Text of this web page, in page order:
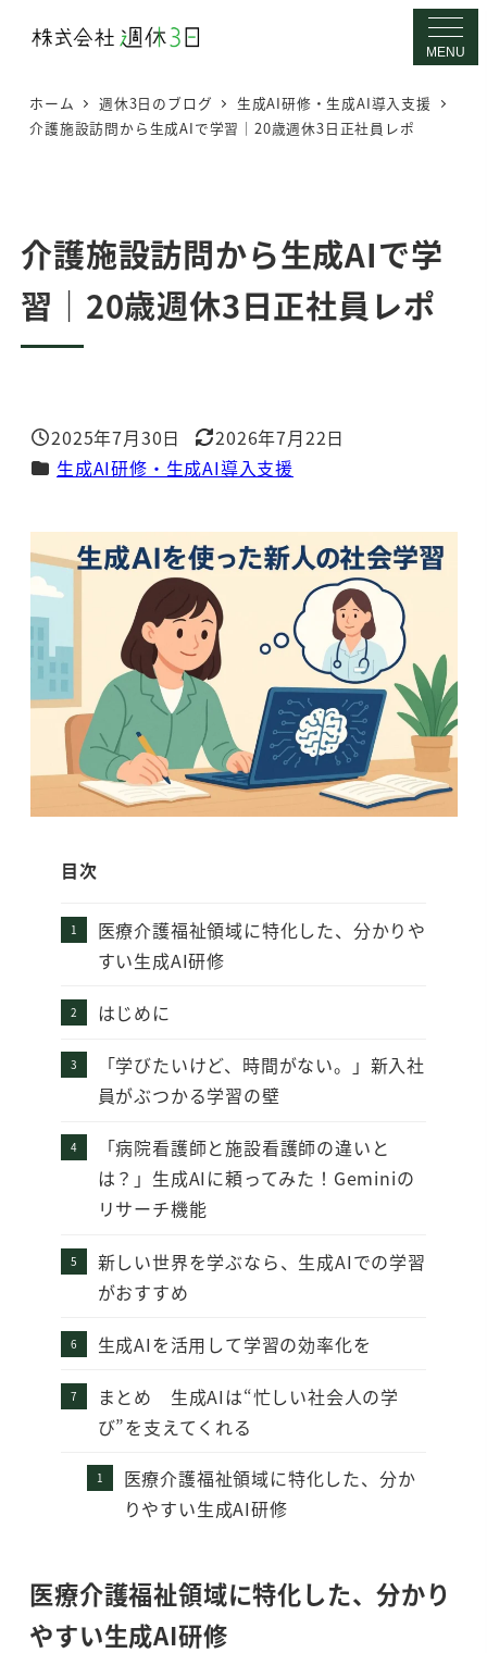
へ
移
MENU
ホーム 週休3日のブログ
生成AI研修・生成AI導入支援
介護施設訪問から生成AIで学習｜20歳週休3日正社員レポ
介護施設訪問から生成AIで学
習｜20歳週休3日正社員レポ
投稿日
2025年7月30日
更新日
2026年7月22日
カテゴリー
生成AI研修・生成AI導入支援
目次
医療介護福祉領域に特化した、分かりや
すい生成AI研修
はじめに
「学びたいけど、時間がない。」新入社
員がぶつかる学習の壁
「病院看護師と施設看護師の違いと
は？」生成AIに頼ってみた！Geminiの
リサーチ機能
新しい世界を学ぶなら、生成AIでの学習
がおすすめ
生成AIを活用して学習の効率化を
まとめ 生成AIは“忙しい社会人の学
び”を支えてくれる
医療介護福祉領域に特化した、分か
りやすい生成AI研修
医療介護福祉領域に特化した、分かり
やすい生成AI研修